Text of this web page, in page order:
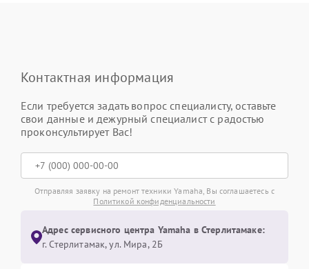
Контактная информация
Если требуется задать вопрос специалисту, оставьте
свои данные и дежурный специалист с радостью
проконсультирует Вас!
Отправляя заявку на ремонт техники Yamaha, Вы соглашаетесь с
Политикой конфиденциальности
Адрес сервисного центра Yamaha в Стерлитамаке:
г. Стерлитамак, ул. Мира, 2Б